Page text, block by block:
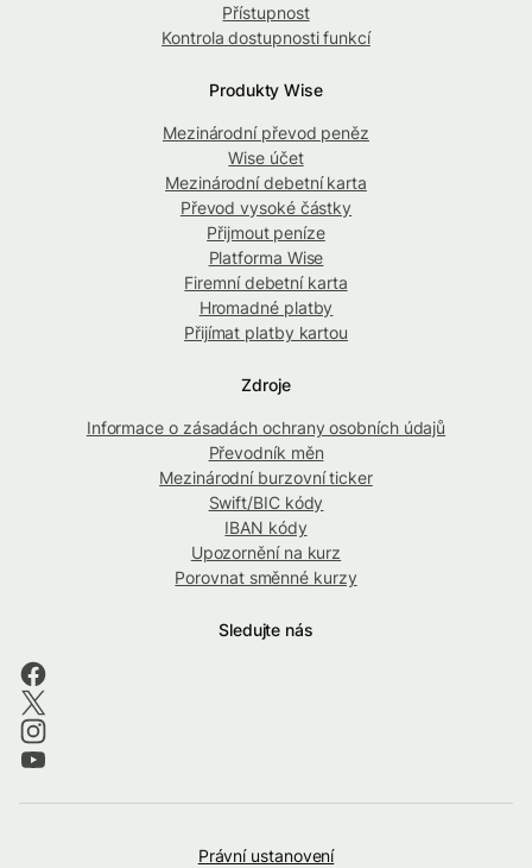
Přístupnost
Kontrola dostupnosti funkcí
Produkty Wise
Mezinárodní převod peněz
Wise účet
Mezinárodní debetní karta
Převod vysoké částky
Přijmout peníze
Platforma Wise
Firemní debetní karta
Hromadné platby
Přijímat platby kartou
Zdroje
Informace o zásadách ochrany osobních údajů
Převodník měn
Mezinárodní burzovní ticker
Swift/BIC kódy
IBAN kódy
Upozornění na kurz
Porovnat směnné kurzy
Sledujte nás
Právní ustanovení